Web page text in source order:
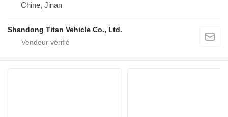
Chine, Jinan
Shandong Titan Vehicle Co., Ltd.